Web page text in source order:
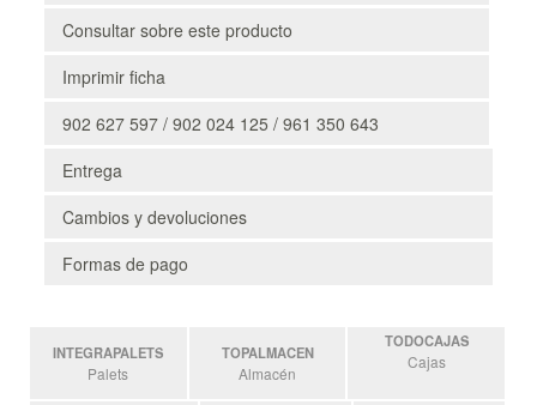
Consultar sobre este producto
Imprimir ficha
902 627 597 / 902 024 125 / 961 350 643
Entrega
Cambios y devoluciones
Formas de pago
INTEGRAPALETS
Palets
TOPALMACEN
Almacén
TODOCAJAS
Cajas